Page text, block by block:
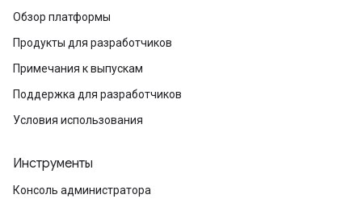
Обзор платформы
Продукты для разработчиков
Примечания к выпускам
Поддержка для разработчиков
Условия использования
Инструменты
Консоль администратора